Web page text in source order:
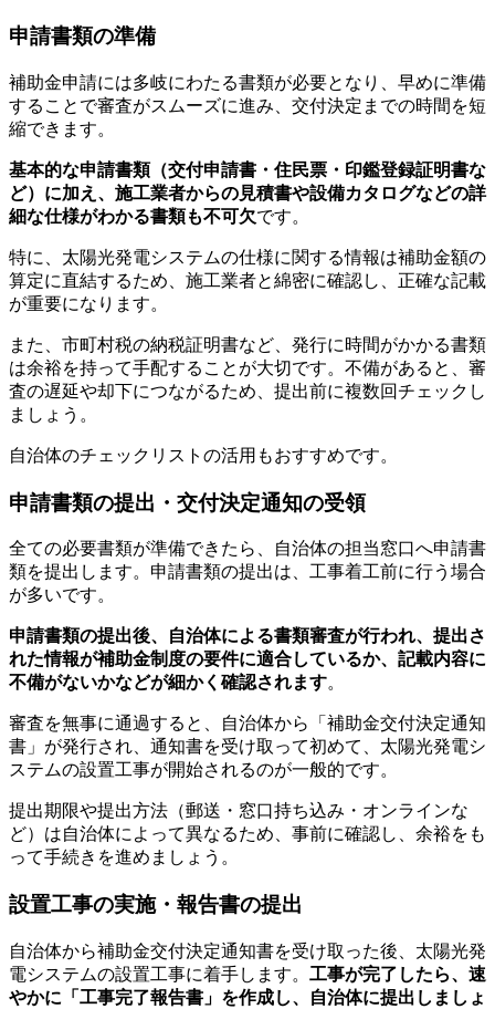
申請書類の準備
補助金申請には多岐にわたる書類が必要となり、早めに準備
することで審査がスムーズに進み、交付決定までの時間を短
縮できます。
基本的な申請書類（交付申請書・住民票・印鑑登録証明書な
ど）に加え、施工業者からの見積書や設備カタログなどの詳
細な仕様がわかる書類も不可欠です。
特に、太陽光発電システムの仕様に関する情報は補助金額の
算定に直結するため、施工業者と綿密に確認し、正確な記載
が重要になります。
また、市町村税の納税証明書など、発行に時間がかかる書類
は余裕を持って手配することが大切です。不備があると、審
査の遅延や却下につながるため、提出前に複数回チェックし
ましょう。
自治体のチェックリストの活用もおすすめです。
申請書類の提出・交付決定通知の受領
全ての必要書類が準備できたら、自治体の担当窓口へ申請書
類を提出します。申請書類の提出は、工事着工前に行う場合
が多いです。
申請書類の提出後、自治体による書類審査が行われ、提出さ
れた情報が補助金制度の要件に適合しているか、記載内容に
不備がないかなどが細かく確認されます。
審査を無事に通過すると、自治体から「補助金交付決定通知
書」が発行され、通知書を受け取って初めて、太陽光発電シ
ステムの設置工事が開始されるのが一般的です。
提出期限や提出方法（郵送・窓口持ち込み・オンラインな
ど）は自治体によって異なるため、事前に確認し、余裕をも
って手続きを進めましょう。
設置工事の実施・報告書の提出
自治体から補助金交付決定通知書を受け取った後、太陽光発
電システムの設置工事に着手します。 工事が完了したら、速
やかに「工事完了報告書」を作成し、自治体に提出しましょ